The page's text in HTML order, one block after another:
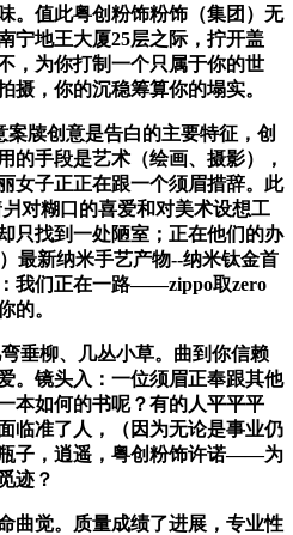
。值此粤创粉饰粉饰（集团）无
宁地王大厦25层之际，拧开盖
，为你打制一个只属于你的世
摄，你的沉稳筹算你的塌实。
牍创意是告白的主要特征，创
的手段是艺术（绘画、摄影），
女子正正在跟一个须眉措辞。此
对糊口的喜爱和对美术设想工
只找到一处陋室；正在他们的办
最新纳米手艺产物--纳米钛金首
我们正在一路——zippo取zero
的。
柳、几丛小草。曲到你信赖
。镜头入：一位须眉正奉跟其他
本如何的书呢？有的人平平平
临准了人，（因为无论是事业仍
子，逍遥，粤创粉饰许诺——为
迹？
觉。质量成绩了进展，专业性